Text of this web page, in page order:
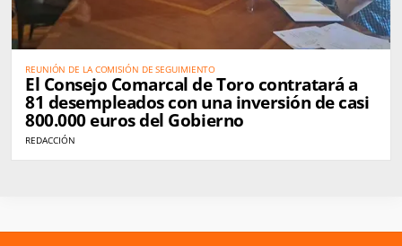
REUNIÓN DE LA COMISIÓN DE SEGUIMIENTO
El Consejo Comarcal de Toro contratará a
81 desempleados con una inversión de casi
800.000 euros del Gobierno
REDACCIÓN